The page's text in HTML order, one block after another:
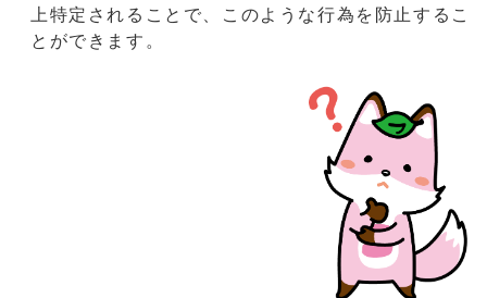
上特定されることで、このような行為を防止するこ
とができます。